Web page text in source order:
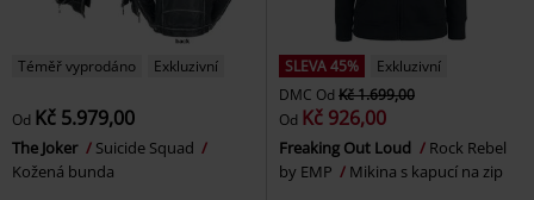
Téměř vyprodáno Exkluzivní
Od Kč 5.979,00
The Joker
Suicide Squad
Kožená bunda
SLEVA 45%
Exkluzivní
DMC Od Kč 1.699,00
Od Kč 926,00
Freaking Out Loud
Rock Rebel
by EMP
Mikina s kapucí na zip